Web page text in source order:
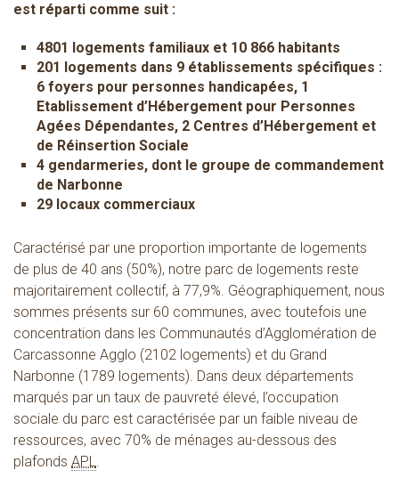
est réparti comme suit :
4801 logements familiaux et 10 866 habitants
201 logements dans 9 établissements spécifiques :
6 foyers pour personnes handicapées, 1
Etablissement d’Hébergement pour Personnes
Agées Dépendantes, 2 Centres d’Hébergement et
de Réinsertion Sociale
4 gendarmeries, dont le groupe de commandement
de Narbonne
29 locaux commerciaux
Caractérisé par une proportion importante de logements
de plus de 40 ans (50%), notre parc de logements reste
majoritairement collectif, à 77,9%. Géographiquement, nous
sommes présents sur 60 communes, avec toutefois une
concentration dans les Communautés d’Agglomération de
Carcassonne Agglo (2102 logements) et du Grand
Narbonne (1789 logements). Dans deux départements
marqués par un taux de pauvreté élevé, l’occupation
sociale du parc est caractérisée par un faible niveau de
ressources, avec 70% de ménages au-dessous des
plafonds APL.